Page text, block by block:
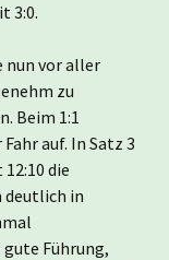
3:0.
nun vor aller
zu
Beim 1:1
auf. In Satz 3
die
deutlich in
Führung,